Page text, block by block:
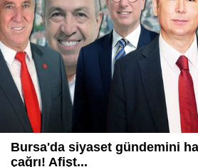
Bursa'da siyaset gündemini
çağrı! Afişt...